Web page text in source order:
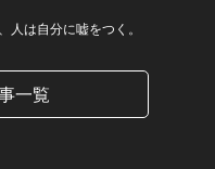
は自分に嘘をつく。
一覧